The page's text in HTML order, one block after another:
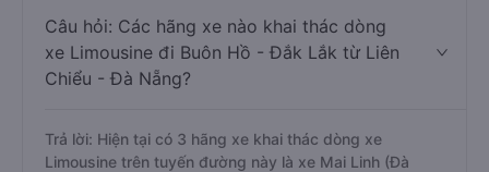
Câu hỏi: Các hãng xe nào khai thác dòng
xe Limousine đi Buôn Hồ - Đắk Lắk từ Liên
Chiểu - Đà Nẵng?
Trả lời: Hiện tại có 3 hãng xe khai thác dòng xe
Limousine trên tuyến đường này là xe Mai Linh (Đà